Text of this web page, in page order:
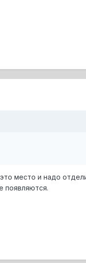
место и надо
появляются.